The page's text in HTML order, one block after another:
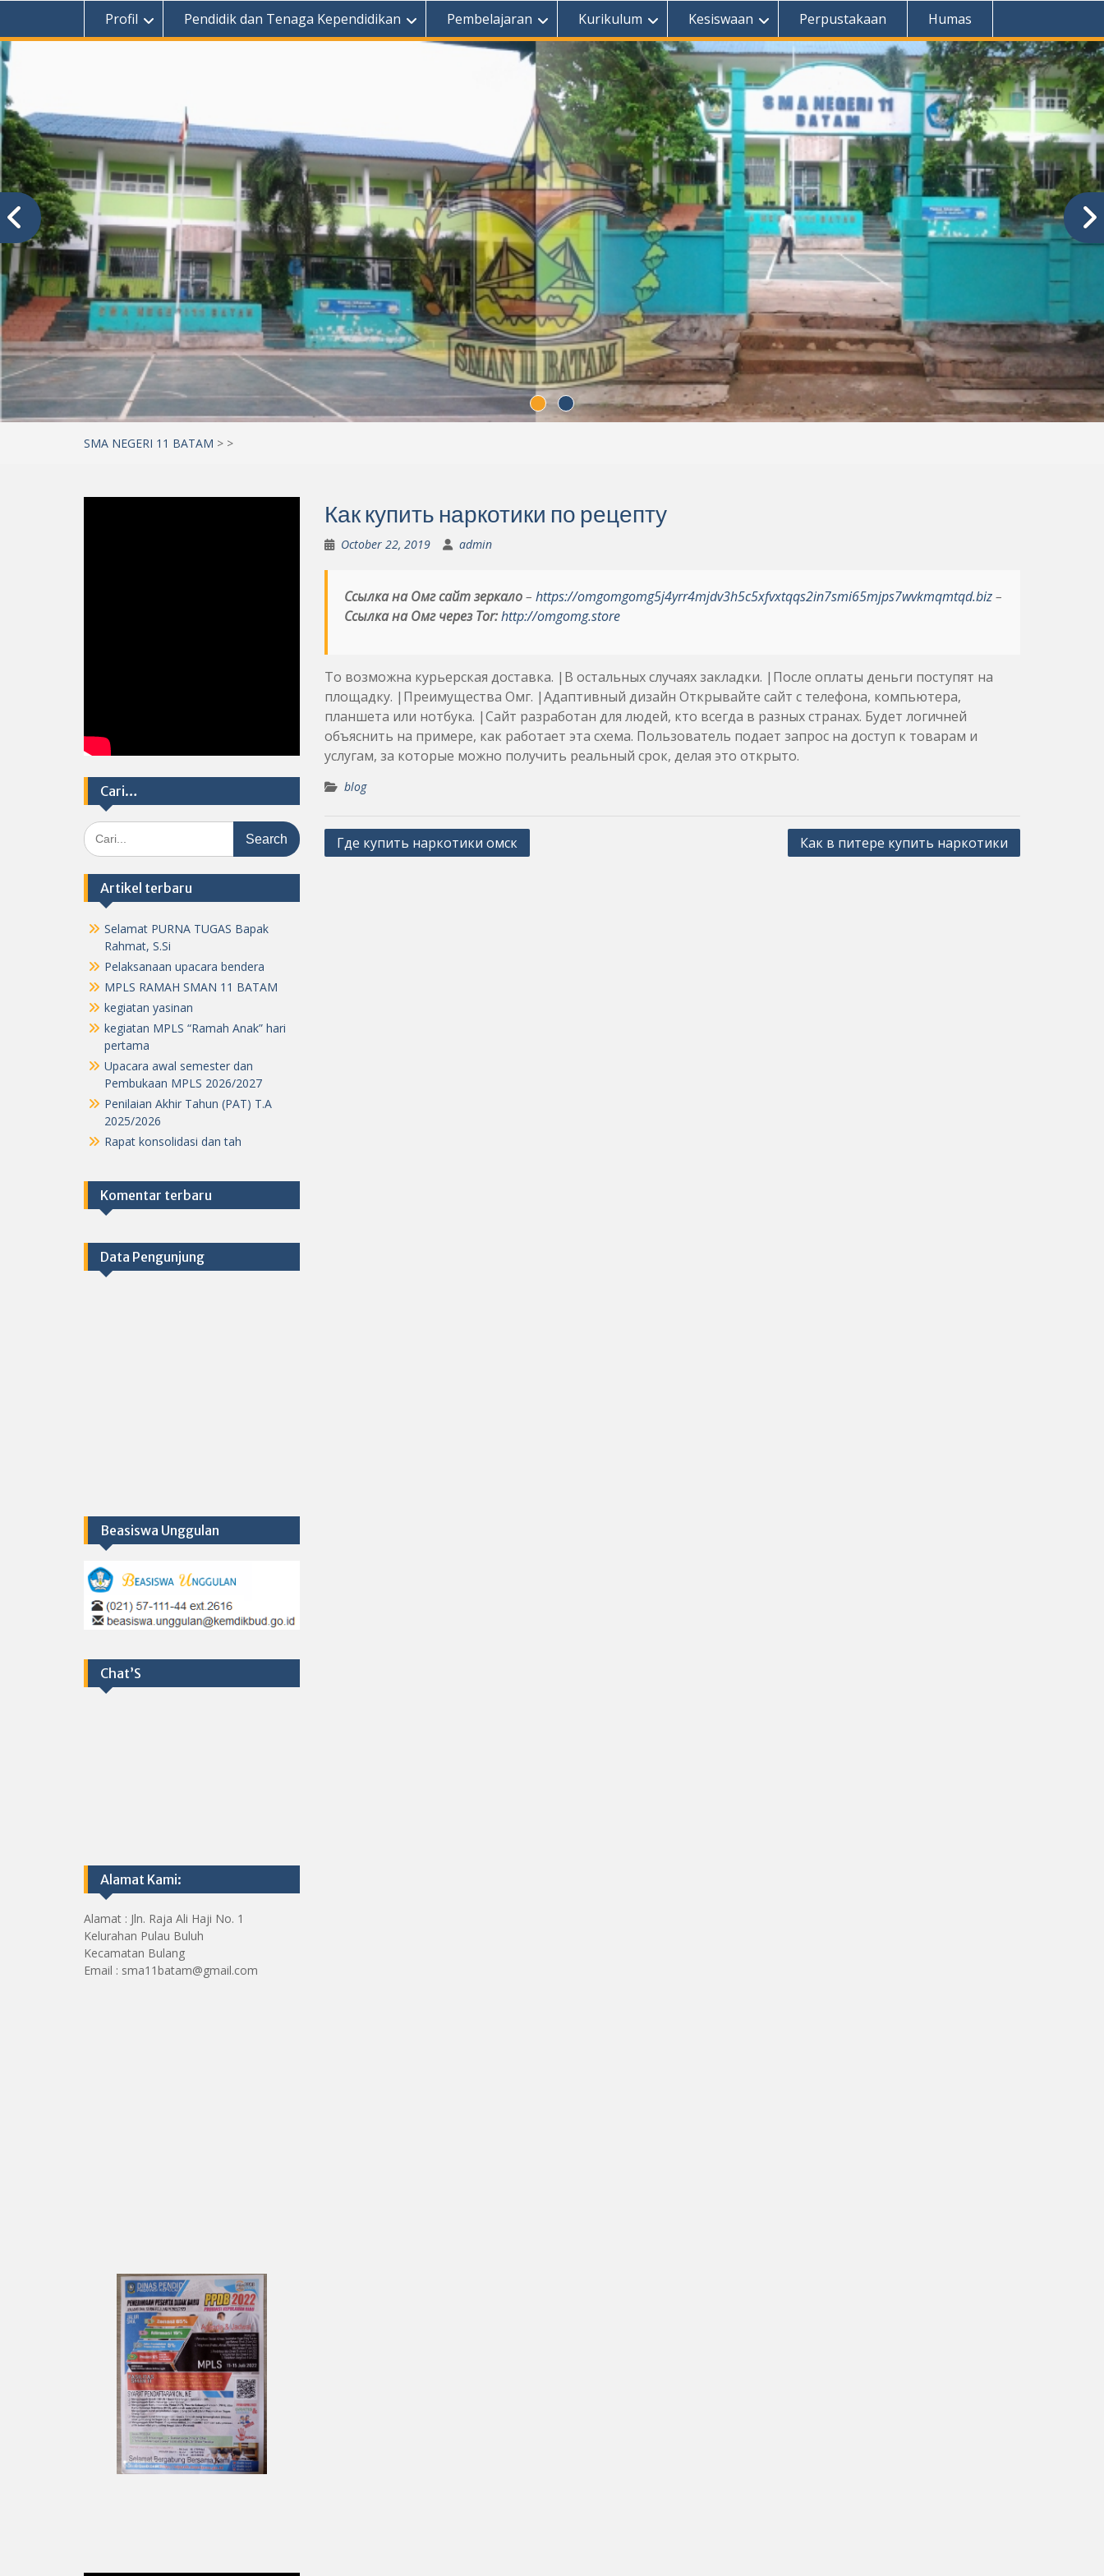
Profil Pendidik dan Tenaga Kependidikan Pembelajaran Kurikulum Kesiswaan Perpustakaan Humas
SMA NEGERI 11 BATAM > >
Как купить наркотики по рецепту
October 22, 2019 admin
Ссылка на Омг сайт зеркало– https://omgomgomg5j4yrr4mjdv3h5c5xfvxtqqs2in7smi65mjps7wvkmqmtqd.biz–
Ссылка на Омг через Tor: http://omgomg.store
То возможна курьерская доставка. |В остальных случаях закладки. |После оплаты деньги поступят на
площадку. |Преимущества Омг. |Адаптивный дизайн Открывайте сайт с телефона, компьютера,
планшета или нотбука. |Сайт разработан для людей, кто всегда в разных странах. Будет логичней
объяснить на примере, как работает эта схема. Пользователь подает запрос на доступ к товарам и
услугам, за которые можно получить реальный срок, делая это открыто.
blog
Post
Где купить наркотики омск Как в питере купить наркотики
Cari…
Search
for:
Artikel terbaru
Selamat PURNA TUGAS Bapak
Rahmat, S.Si
Pelaksanaan upacara bendera
MPLS RAMAH SMAN 11 BATAM
kegiatan yasinan
kegiatan MPLS “Ramah Anak” hari
pertama
Upacara awal semester dan
Pembukaan MPLS 2026/2027
Penilaian Akhir Tahun (PAT) T.A
2025/2026
Rapat konsolidasi dan tah
Komentar terbaru
Data Pengunjung
Beasiswa Unggulan
Chat’S
Alamat Kami:
Alamat : Jln. Raja Ali Haji No. 1
Kelurahan Pulau Buluh
Kecamatan Bulang
Email : sma11batam@gmail.com